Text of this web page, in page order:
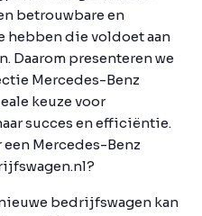
betrouwbare en
hebben die voldoet aan
Daarom presenteren we
Mercedes-Benz
keuze voor
succes en efficiëntie.
Mercedes-Benz
bedrijfswagen kan